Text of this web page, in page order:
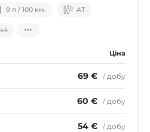
9 л / 100 км. АТ
Ціна
69 € / добу
60 € / добу
54 € / добу